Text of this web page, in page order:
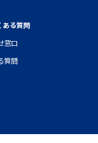
ある質問
窓口
質問